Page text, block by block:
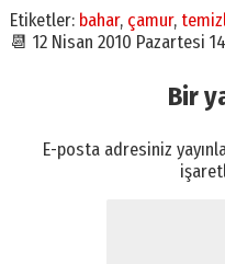
Etiketler: bahar, çamur,
📆 12 Nisan 2010 Pazartesi
Bir
E-posta adresiniz